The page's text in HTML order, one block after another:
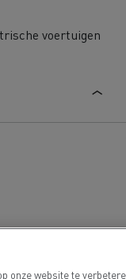
voertuigen
onze website te